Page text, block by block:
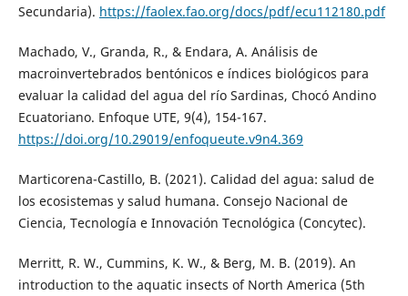
Secundaria). https://faolex.fao.org/docs/pdf/ecu112180.pdf
Machado, V., Granda, R., & Endara, A. Análisis de
macroinvertebrados bentónicos e índices biológicos para
evaluar la calidad del agua del río Sardinas, Chocó Andino
Ecuatoriano. Enfoque UTE, 9(4), 154-167.
https://doi.org/10.29019/enfoqueute.v9n4.369
Marticorena-Castillo, B. (2021). Calidad del agua: salud de
los ecosistemas y salud humana. Consejo Nacional de
Ciencia, Tecnología e Innovación Tecnológica (Concytec).
Merritt, R. W., Cummins, K. W., & Berg, M. B. (2019). An
introduction to the aquatic insects of North America (5th